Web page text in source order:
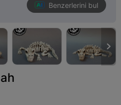
Benzerlerini bul
